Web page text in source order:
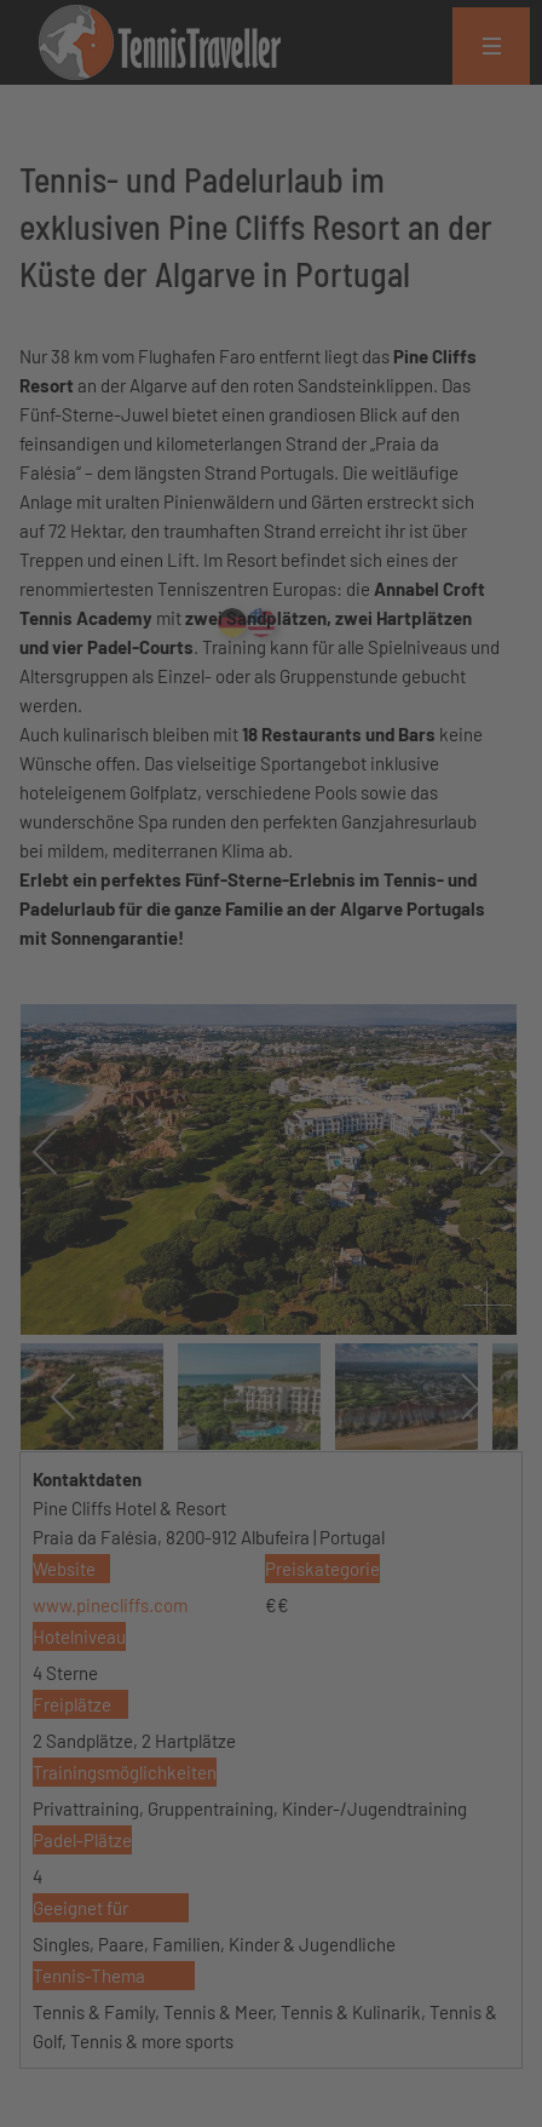
Tennis- und Padelurlaub im
exklusiven Pine Cliffs Resort an der
Küste der Algarve in Portugal
Nur 38 km vom Flughafen Faro entfernt liegt das Pine Cliffs
Resort an der Algarve auf den roten Sandsteinklippen. Das
Fünf-Sterne-Juwel bietet einen grandiosen Blick auf den
feinsandigen und kilometerlangen Strand der „Praia da
Falésia“ – dem längsten Strand Portugals. Die weitläufige
Anlage mit uralten Pinienwäldern und Gärten erstreckt sich
auf 72 Hektar, den traumhaften Strand erreicht ihr ist über
Treppen und einen Lift. Im Resort befindet sich eines der
renommiertesten Tenniszentren Europas: die Annabel Croft
Tennis Academy mitzwei Sandplätzen, zwei Hartplätzen
und vier Padel-Courts. Training kann für alle Spielniveaus und
Altersgruppen als Einzel- oder als Gruppenstunde gebucht
werden.
Auch kulinarisch bleiben mit18 Restaurants und Bars keine
Wünsche offen. Das vielseitige Sportangebot inklusive
hoteleigenem Golfplatz, verschiedene Pools sowie das
wunderschöne Spa runden den perfekten Ganzjahresurlaub
bei mildem, mediterranen Klima ab.
Erlebt ein perfektes Fünf-Sterne-Erlebnis im Tennis- und
Padelurlaub für die ganze Familie an der Algarve Portugals
mit Sonnengarantie!
Kontaktdaten
Pine Cliffs Hotel & Resort
Praia da Falésia, 8200-912 Albufeira | Portugal
Website
www.pinecliffs.com
Preiskategorie
€€
Hotelniveau
4 Sterne
Freiplätze
2 Sandplätze, 2 Hartplätze
Trainingsmöglichkeiten
Privattraining, Gruppentraining, Kinder-/Jugendtraining
Padel-Plätze
4
Geeignet für
Singles, Paare, Familien, Kinder & Jugendliche
Tennis-Thema
Tennis & Family, Tennis & Meer, Tennis & Kulinarik, Tennis &
Golf, Tennis & more sports